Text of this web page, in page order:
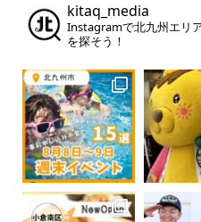
kitaq_media
Instagramで北九州エリ
を探そう！